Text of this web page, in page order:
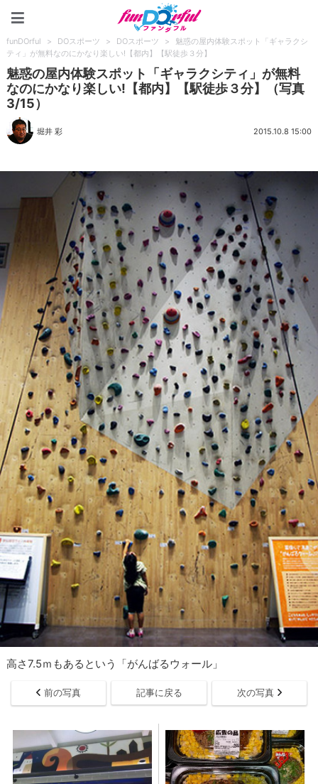
funDOrful > DOスポーツ > DOスポーツ >
魅惑の屋内体験スポット「ギャラクシ
ティ」が無料なのにかなり楽しい!【都内】【駅徒歩３分】
魅惑の屋内体験スポット「ギャラクシティ」が無料
なのにかなり楽しい!【都内】【駅徒歩３分】（写真
3/15）
堀井 彩 2015.10.8 15:00
高さ7.5ｍもあるという「がんばるウォール」
前の写真 記事に戻る 次の写真